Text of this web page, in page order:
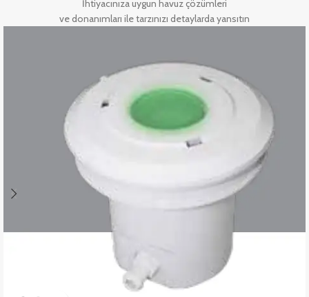
İhtiyacınıza uygun havuz çözümleri
ve donanımları ile tarzınızı detaylarda yansıtın